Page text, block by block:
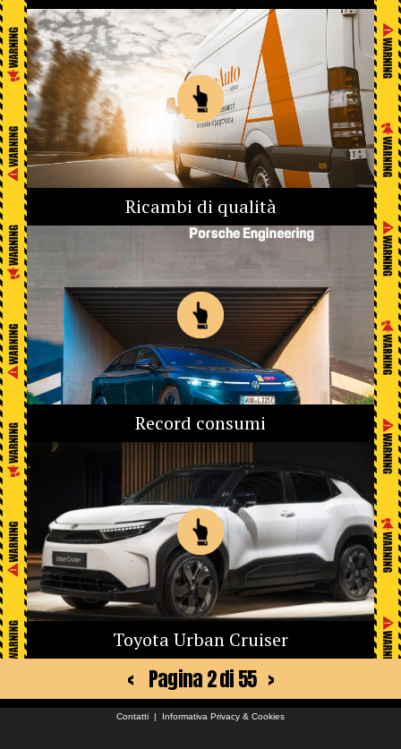
Ricambi di qualità
Record consumi
Toyota Urban Cruiser
< Pagina 2 di 55 >
Contatti | Informativa Privacy & Cookies